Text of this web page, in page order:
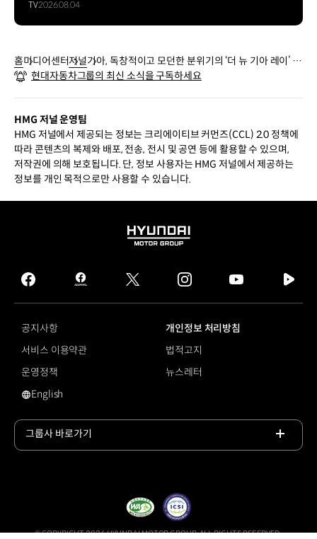
TV2026.08.04
홈미디어센터저널기아, 독창적이고 모던한 분위기의 ‘더 뉴 기아 레이’ 출
시
현대자동차그룹의 최신 소식을 구독하세요
HMG 저널 운영팀
HMG 저널에서 제공되는 정보는 크리에이티브 커먼즈(CCL) 2.0 정책에
따라 콘텐츠의 복제와 배포, 전송, 전시 및 공연 등에 활용할 수 있으며,
저작권에 의해 보호됩니다. 단, 정보 사용자는 HMG 저널에서 제공하는
정보를 개인 목적으로만 사용할 수 있습니다.
HYUNDAI
GROUP
facebook
hmg
journal
twitter instagram
tv
공지사항
개인정보 처리방침
서비스 이용약관
법적고지
운영정책
뉴스레터
영문 사이트로 이동
English
그룹사 바로가기
© COPYRIGHT 2026 HYUNDAI MOTOR GROUP, ALL RIGHTS RESERVED.